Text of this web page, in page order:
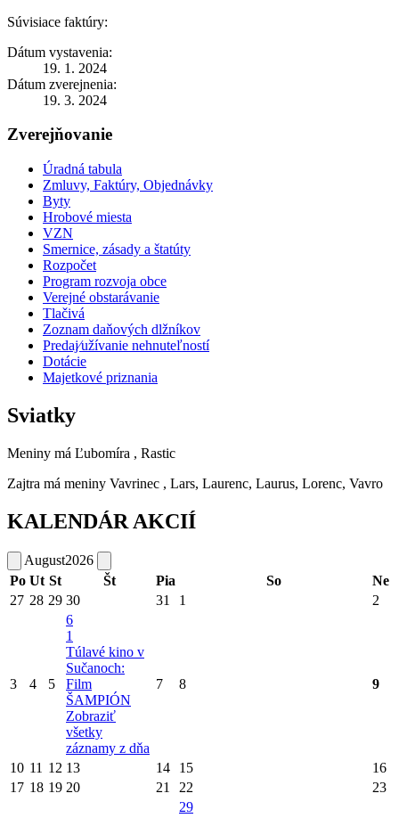
Súvisiace faktúry:
Dátum vystavenia:
19. 1. 2024
Dátum zverejnenia:
19. 3. 2024
Zverejňovanie
Úradná tabula
Zmluvy, Faktúry, Objednávky
Byty
Hrobové miesta
VZN
Smernice, zásady a štatúty
Rozpočet
Program rozvoja obce
Verejné obstarávanie
Tlačivá
Zoznam daňových dlžníkov
Predaj⁄užívanie nehnuteľností
Dotácie
Majetkové priznania
Sviatky
Meniny má Ľubomíra , Rastic
Zajtra má meniny Vavrinec , Lars, Laurenc, Laurus, Lorenc, Vavro
KALENDÁR AKCIÍ
August2026
Po Ut St Št Pia So
Ne
27 28 29 30 31 1 2
3 4 5
6
1
Túlavé kino v
Sučanoch:
Film
ŠAMPIÓN
Zobraziť
všetky
záznamy z dňa
7 8 9
10 11 12 13 14 15
16
17 18 19 20 21 22
23
29